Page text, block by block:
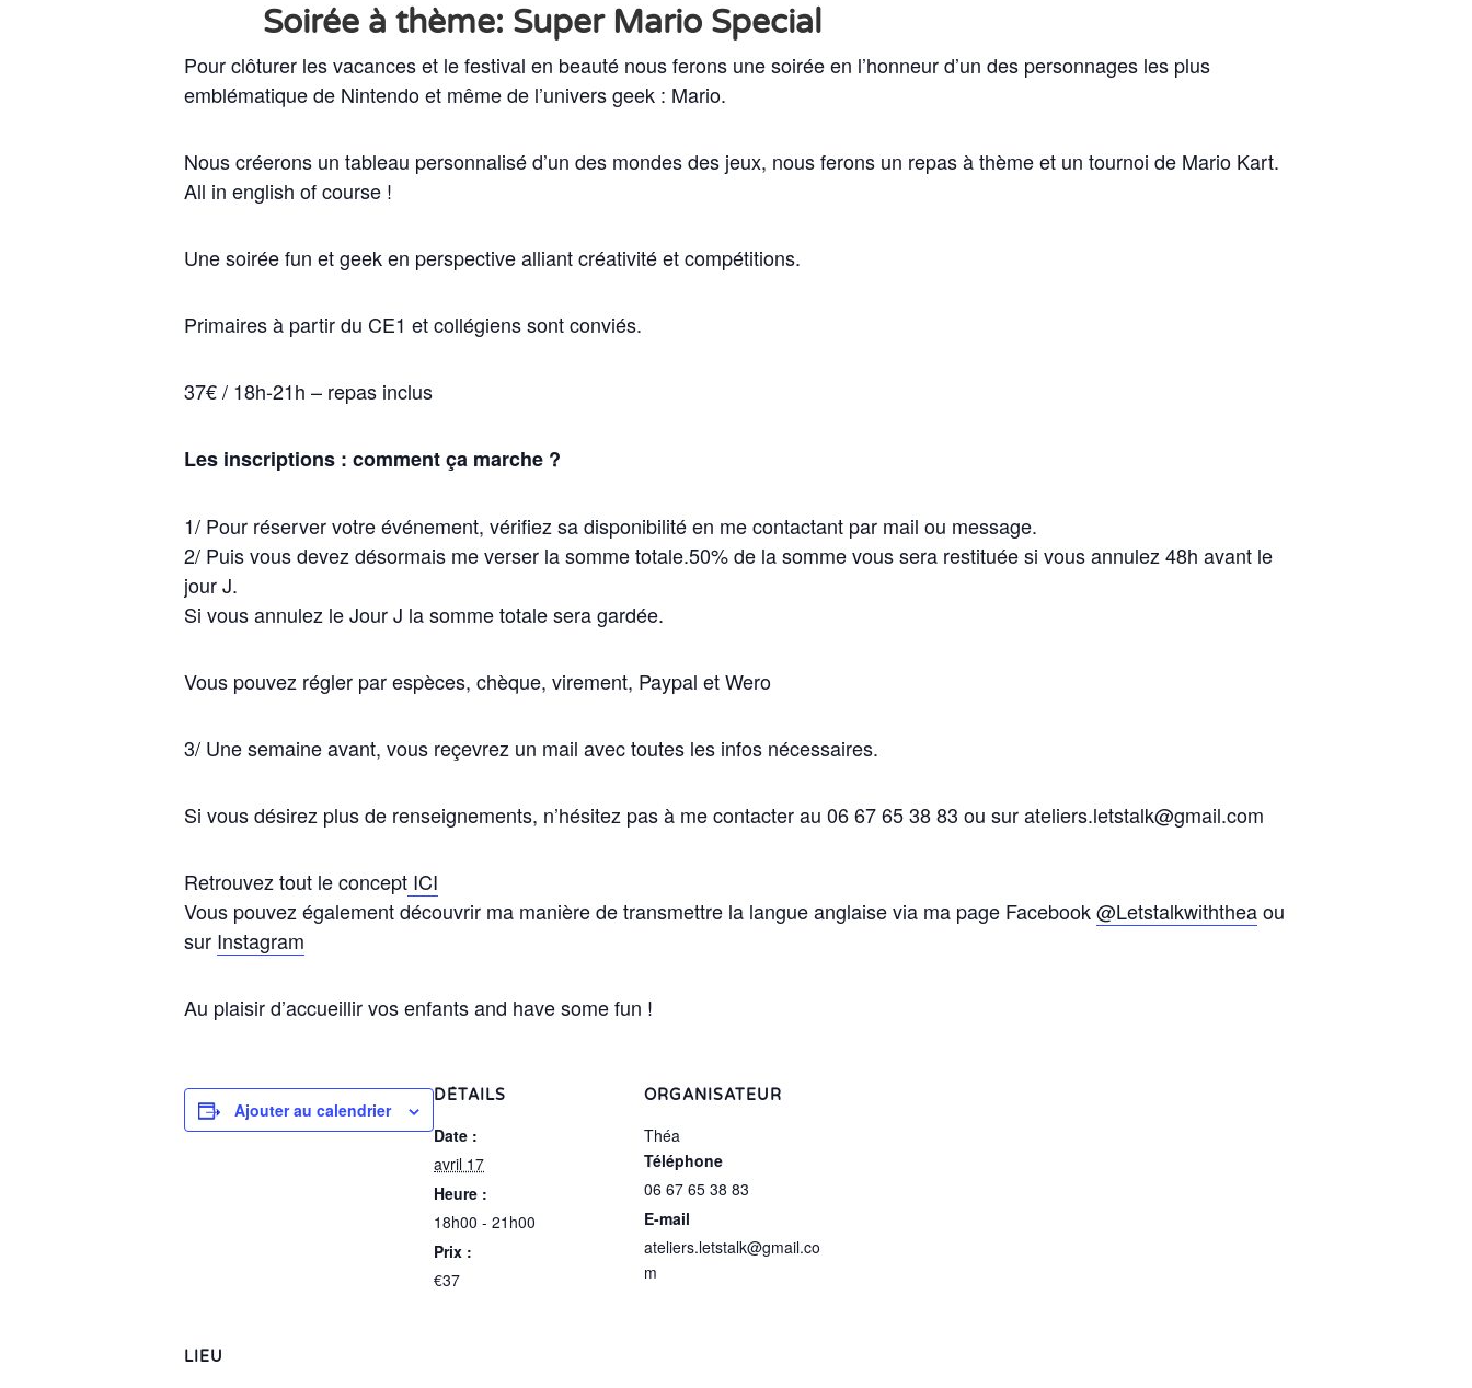
Soirée à thème: Super Mario Special
Pour clôturer les vacances et le festival en beauté nous ferons une soirée en l’honneur d’un des personnages les plus
emblématique de Nintendo et même de l’univers geek : Mario.
Nous créerons un tableau personnalisé d’un des mondes des jeux, nous ferons un repas à thème et un tournoi de Mario Kart.
All in english of course !
Une soirée fun et geek en perspective alliant créativité et compétitions.
Primaires à partir du CE1 et collégiens sont conviés.
37€ / 18h-21h – repas inclus
Les inscriptions : comment ça marche ?
1/ Pour réserver votre événement, vérifiez sa disponibilité en me contactant par mail ou message.
2/ Puis vous devez désormais meverser la somme totale.50% de la somme vous sera restituée si vous annulez 48h avant le
jour J.
Si vous annulez le Jour J la somme totale sera gardée.
Vous pouvez régler par espèces, chèque, virement, Paypal et Wero
3/ Une semaine avant, vous reçevrez un mail avec toutes les infos nécessaires.
Si vous désirez plus de renseignements, n’hésitez pas à me contacter au 06 67 65 38 83 ou sur ateliers.letstalk@gmail.com
Retrouvez tout le concept ICI
Vous pouvez également découvrir ma manière de transmettre la langue anglaise via ma page Facebook@Letstalkwiththeaou
sur Instagram
Au plaisir d’accueillir vos enfantsand have some fun !
Ajouter au calendrier
DÉTAILS
Date :
avril 17
Heure :
18h00 - 21h00
Prix :
€37
ORGANISATEUR
Théa
Téléphone
06 67 65 38 83
E-mail
ateliers.letstalk@gmail.co
m
LIEU